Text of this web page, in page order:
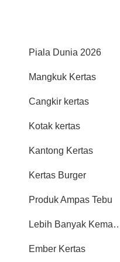
Piala Dunia 2026
Mangkuk Kertas
Cangkir kertas
Kotak kertas
Kantong Kertas
Kertas Burger
Produk Ampas Tebu
Lebih Banyak Kemasan Makanan
Ember Kertas